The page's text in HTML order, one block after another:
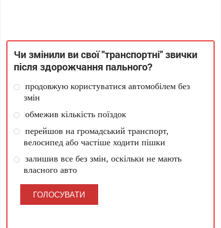
Чи змінили ви свої "транспортні" звички
після здорожчання пального?
продовжую користуватися автомобілем без
змін
обмежив кількість поїздок
перейшов на громадський транспорт,
велосипед або частіше ходити пішки
залишив все без змін, оскільки не мають
власного авто